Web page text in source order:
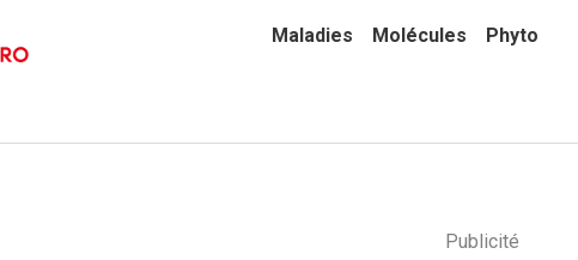
Maladies Molécules Phyto
Publicité